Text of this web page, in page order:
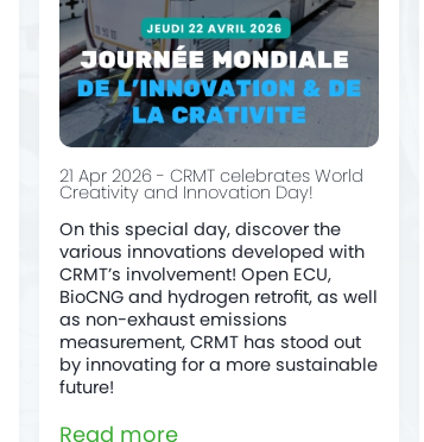
21 Apr 2026 - CRMT celebrates World
Creativity and Innovation Day!
On this special day, discover the
various innovations developed with
CRMT’s involvement! Open ECU,
BioCNG and hydrogen retrofit, as well
as non-exhaust emissions
measurement, CRMT has stood out
by innovating for a more sustainable
future!
Read more